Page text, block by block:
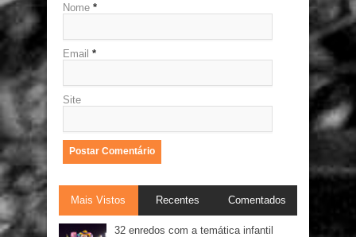
Nome *
Email *
Site
Mais Vistos Recentes Comentados
32 enredos com a temática infantil